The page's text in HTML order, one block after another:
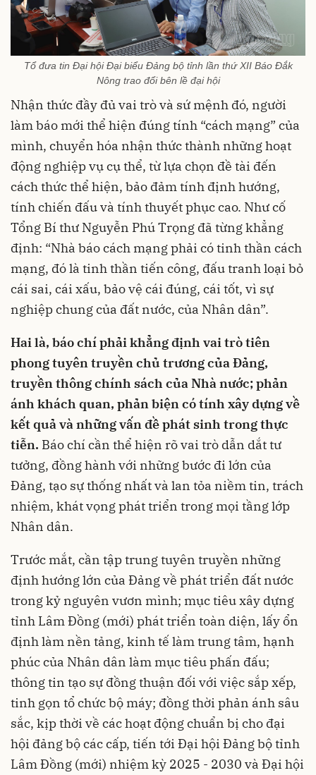
Tổ đưa tin Đại hội Đại biểu Đảng bộ tỉnh lần thứ XII Báo Đắk
Nông trao đổi bên lề đại hội
Nhận thức đầy đủ vai trò và sứ mệnh đó, người
làm báo mới thể hiện đúng tính “cách mạng” của
mình, chuyển hóa nhận thức thành những hoạt
động nghiệp vụ cụ thể, từ lựa chọn đề tài đến
cách thức thể hiện, bảo đảm tính định hướng,
tính chiến đấu và tính thuyết phục cao. Như cố
Tổng Bí thư Nguyễn Phú Trọng đã từng khẳng
định: “Nhà báo cách mạng phải có tinh thần cách
mạng, đó là tinh thần tiến công, đấu tranh loại bỏ
cái sai, cái xấu, bảo vệ cái đúng, cái tốt, vì sự
nghiệp chung của đất nước, của Nhân dân”.
Hai là, báo chí phải khẳng định vai trò tiên
phong tuyên truyền chủ trương của Đảng,
truyền thông chính sách của Nhà nước; phản
ánh khách quan, phản biện có tính xây dựng về
kết quả và những vấn đề phát sinh trong thực
tiễn. Báo chí cần thể hiện rõ vai trò dẫn dắt tư
tưởng, đồng hành với những bước đi lớn của
Đảng, tạo sự thống nhất và lan tỏa niềm tin, trách
nhiệm, khát vọng phát triển trong mọi tầng lớp
Nhân dân.
Trước mắt, cần tập trung tuyên truyền những
định hướng lớn của Đảng về phát triển đất nước
trong kỷ nguyên vươn mình; mục tiêu xây dựng
tỉnh Lâm Đồng (mới) phát triển toàn diện, lấy ổn
định làm nền tảng, kinh tế làm trung tâm, hạnh
phúc của Nhân dân làm mục tiêu phấn đấu;
thông tin tạo sự đồng thuận đối với việc sắp xếp,
tinh gọn tổ chức bộ máy; đồng thời phản ánh sâu
sắc, kịp thời về các hoạt động chuẩn bị cho đại
hội đảng bộ các cấp, tiến tới Đại hội Đảng bộ tỉnh
Lâm Đồng (mới) nhiệm kỳ 2025 - 2030 và Đại hội